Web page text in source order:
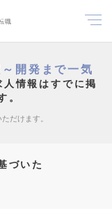
職
開発まで一気
人情報はすでに掲
。
だけます。
づいた